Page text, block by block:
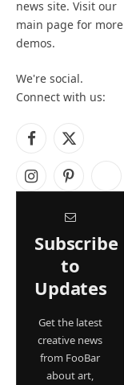
news site. Visit our
main page for more
demos.
We're social.
Connect with us:
Facebook
X
InstagramPinterest
Subscribe
to
Updates
Get the latest
creative news
from FooBar
about art,